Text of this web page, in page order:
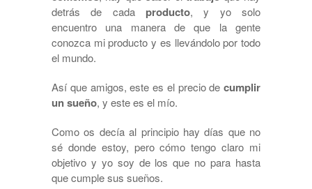
detrás de cada producto, y yo solo
encuentro una manera de que la gente
conozca mi producto y es llevándolo por todo
el mundo.
Así que amigos, este es el precio de cumplir
un sueño, y este es el mío.
Como os decía al principio hay días que no
sé donde estoy, pero cómo tengo claro mi
objetivo y yo soy de los que no para hasta
que cumple sus sueños.